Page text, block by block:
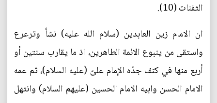
الثفنات (10).
ان الامام زين العابدين (سلام الله عليه) نشأ وترعرع
واستقى من ينبوع الائمة الطاهرين، اذ ما يقارب سنتين أو
أربع منها في كنف جدّه الإمام علىّ (عليه السلام)، ثم عمه
الامام الحسن وابيه الامام الحسين (عليهم السلام) وانتهل